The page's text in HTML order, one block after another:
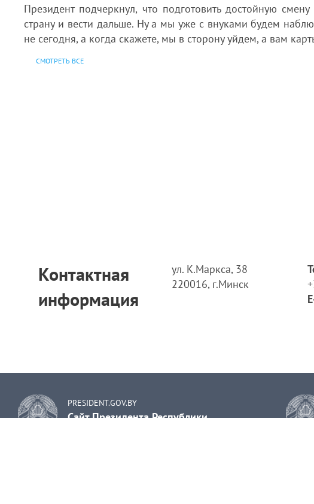
Президент подчеркнул, что подготовить достойную
страну и вести дальше. Ну а мы уже с внуками будем
не сегодня, а когда скажете, мы в сторону уйдем, а вам
СМОТРЕТЬ ВСЕ
Контактная
информация
ул. К.Маркса, 38
220016, г.Минск
PRESIDENT.GOV.BY
Сайт Президента Республики